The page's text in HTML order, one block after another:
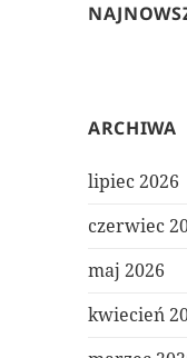
ARCHIWA
lipiec 2026
czerwiec
maj 2026
kwiecień